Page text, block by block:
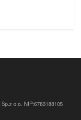
Sp.z o.o. NIP:6783188105